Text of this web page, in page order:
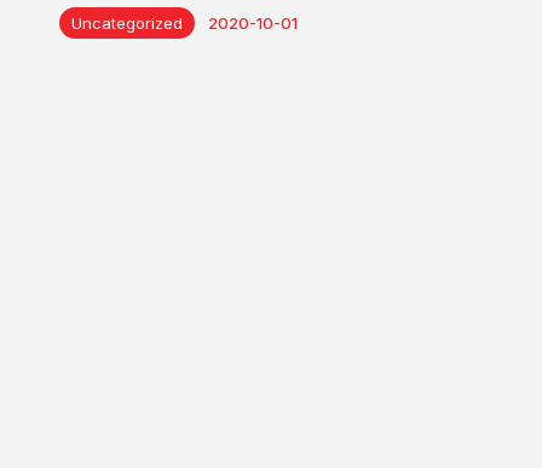
Uncategorized 2020-10-01